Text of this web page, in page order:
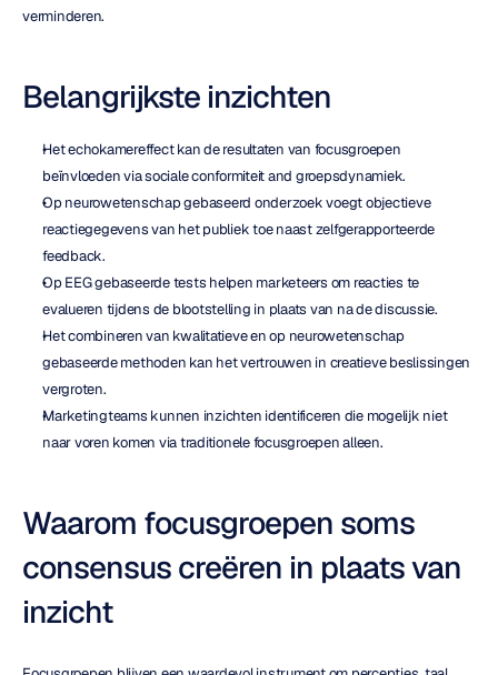
verminderen.
Belangrijkste inzichten
Het echokamereffect kan de resultaten van focusgroepen
beïnvloeden via sociale conformiteit and groepsdynamiek.
Op neurowetenschap gebaseerd onderzoek voegt objectieve
reactiegegevens van het publiek toe naast zelfgerapporteerde
feedback.
Op EEG gebaseerde tests helpen marketeers om reacties te
evalueren tijdens de blootstelling in plaats van na de discussie.
Het combineren van kwalitatieve en op neurowetenschap
gebaseerde methoden kan het vertrouwen in creatieve beslissingen
vergroten.
Marketingteams kunnen inzichten identificeren die mogelijk niet
naar voren komen via traditionele focusgroepen alleen.
Waarom focusgroepen soms
consensus creëren in plaats van
inzicht